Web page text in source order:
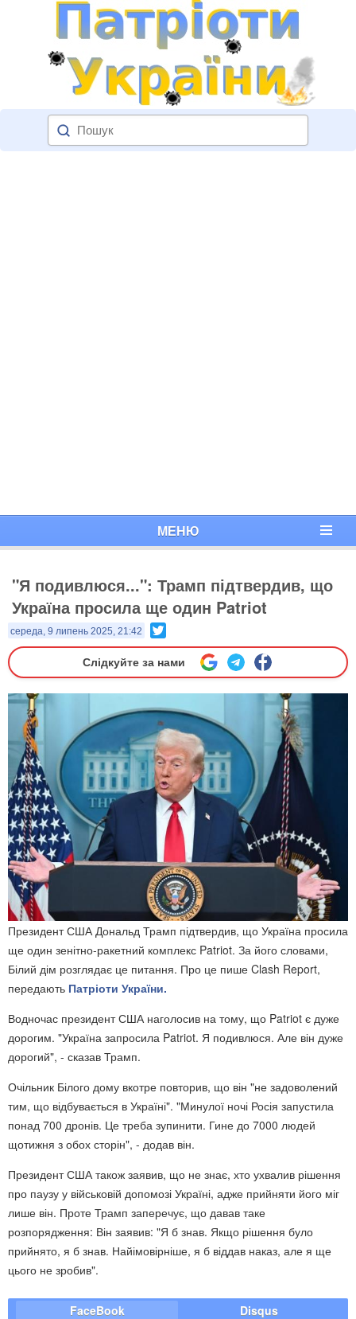
МЕНЮ
"Я подивлюся...": Трамп підтвердив, що
Україна просила ще один Patriot
середа, 9 липень 2025, 21:42
Слідкуйте за нами
Президент США Дональд Трамп підтвердив, що Україна просила
ще один зенітно-ракетний комплекс Patriot. За його словами,
Білий дім розглядає це питання. Про це пише Clash Report,
передають Патріоти України.
Водночас президент США наголосив на тому, що Patriot є дуже
дорогим. "Україна запросила Patriot. Я подивлюся. Але він дуже
дорогий", - сказав Трамп.
Очільник Білого дому вкотре повторив, що він "не задоволений
тим, що відбувається в Україні". "Минулої ночі Росія запустила
понад 700 дронів. Це треба зупинити. Гине до 7000 людей
щотижня з обох сторін", - додав він.
Президент США також заявив, що не знає, хто ухвалив рішення
про паузу у військовій допомозі Україні, адже прийняти його міг
лише він. Проте Трамп заперечує, що давав таке
розпорядження: Він заявив: "Я б знав. Якщо рішення було
прийнято, я б знав. Найімовірніше, я б віддав наказ, але я ще
цього не зробив".
FaceBook Disqus